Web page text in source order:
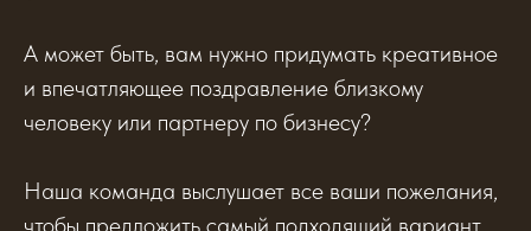
А может быть, вам нужно придумать креативное
и впечатляющее поздравление близкому
человеку или партнеру по бизнесу?
Наша команда выслушает все ваши пожелания,
чтобы предложить самый подходящий вариант